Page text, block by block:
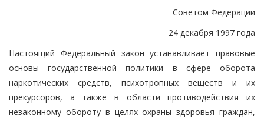
Советом Федерации
24 декабря 1997 года
Настоящий Федеральный закон устанавливает правовые
основы государственной политики в сфере оборота
наркотических средств, психотропных веществ и их
прекурсоров, а также в области противодействия их
незаконному обороту в целях охраны здоровья граждан,